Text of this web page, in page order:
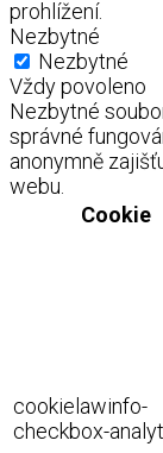
prohlížení.
Nezbytné
Nezbytné
Vždy povoleno
Nezbytné
správné
anonymně
webu.
Cookie
cookielawinfo-
checkbox-